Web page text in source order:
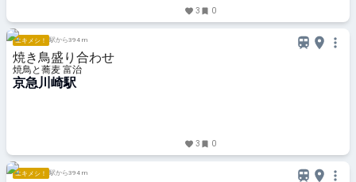
3 0
エキメシ！ 駅から394 m
焼き鳥盛り合わせ
焼鳥と蕎麦 富治
京急川崎駅
3 0
エキメシ！ 駅から394 m